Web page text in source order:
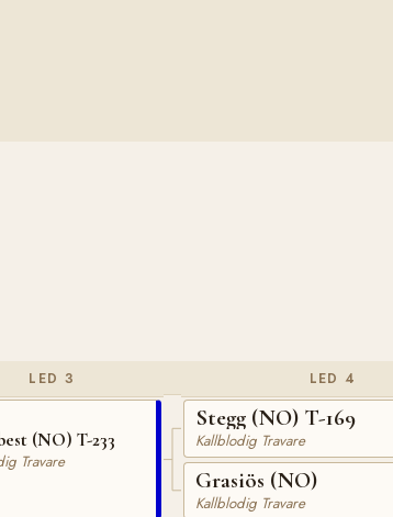
LED 3
(NO) T-233
Travare
LED 4
Stegg (NO) T-169
Kallblodig Travare
Grasiös (NO)
Kallblodig Travare